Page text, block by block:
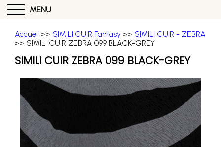
MENU
Accueil >> SIMILI CUIR Fantasy >> SIMILI CUIR - ZEBRA
>> SIMILI CUIR ZEBRA 099 BLACK-GREY
SIMILI CUIR ZEBRA 099 BLACK-GREY